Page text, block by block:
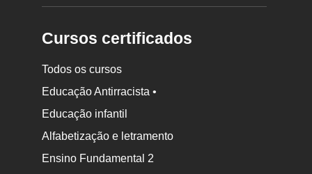
Cursos certificados
Todos os cursos
Educação Antirracista •
Educação infantil
Alfabetização e letramento
Ensino Fundamental 2